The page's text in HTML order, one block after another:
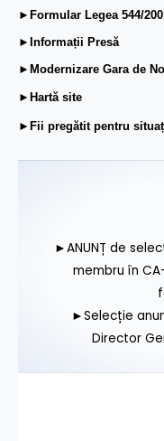
►Formular Legea 544/
►Informații Presă
►Modernizare Gara de
►Hartă site
►Fii pregătit pentru
►ANUNȚ de
membru în CA-
►Selecție
Director